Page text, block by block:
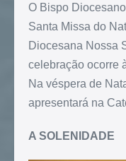
O Bispo
Santa Missa do
Diocesana Nossa
celebração ocorre
Na véspera de
apresentará na
A SOLENIDADE